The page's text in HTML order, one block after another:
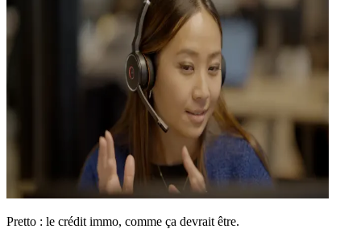
Pretto : le crédit immo, comme ça devrait être.